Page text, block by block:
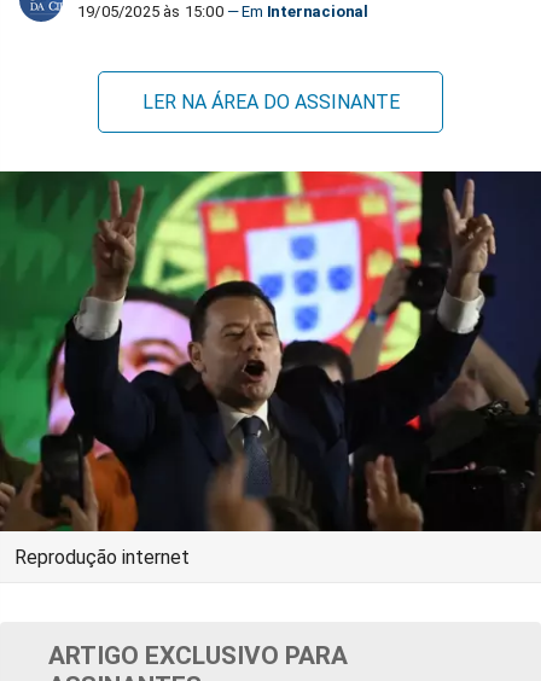
19/05/2025 às 15:00 Internacional
LER NA ÁREA DO ASSINANTE
Reprodução internet
ARTIGO EXCLUSIVO PARA